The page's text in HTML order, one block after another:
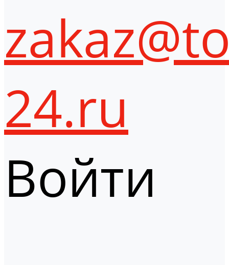
24.ru
Войти